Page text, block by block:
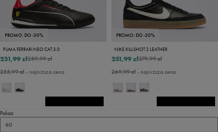
PROMO: DO -30%
PUMA FERRARI NEO CAT 3.0
289,99 zł
231,99 zł
255,99 zł- najniższa cena
PROMO: DO -30%
NIKE KILLSHOT 2 LEATHER
279,99 zł
251,99 zł
269,99 zł- najniższa cena
Pokaż
60